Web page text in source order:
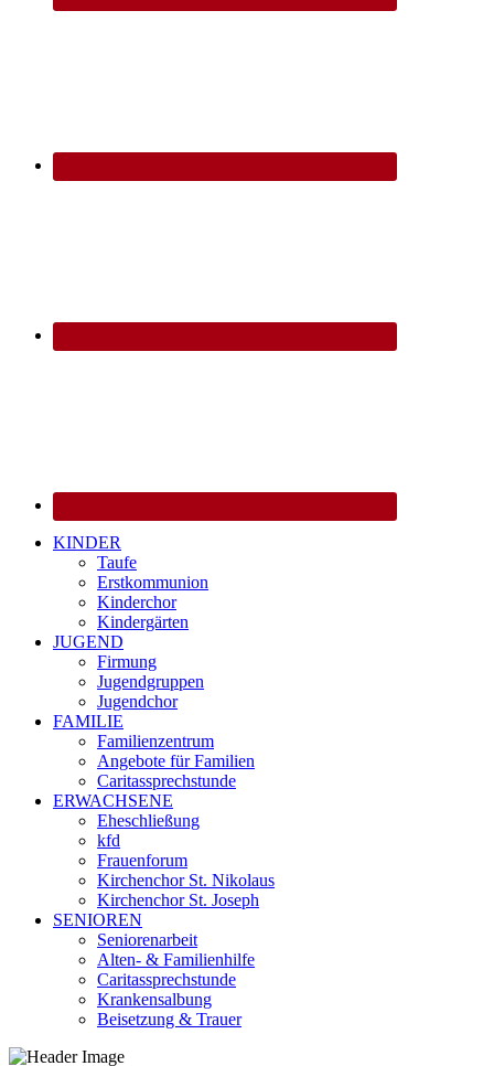
KINDER
Taufe
Erstkommunion
Kinderchor
Kindergärten
JUGEND
Firmung
Jugendgruppen
Jugendchor
FAMILIE
Familienzentrum
Angebote für Familien
Caritassprechstunde
ERWACHSENE
Eheschließung
kfd
Frauenforum
Kirchenchor St. Nikolaus
Kirchenchor St. Joseph
SENIOREN
Seniorenarbeit
Alten- & Familienhilfe
Caritassprechstunde
Krankensalbung
Beisetzung & Trauer